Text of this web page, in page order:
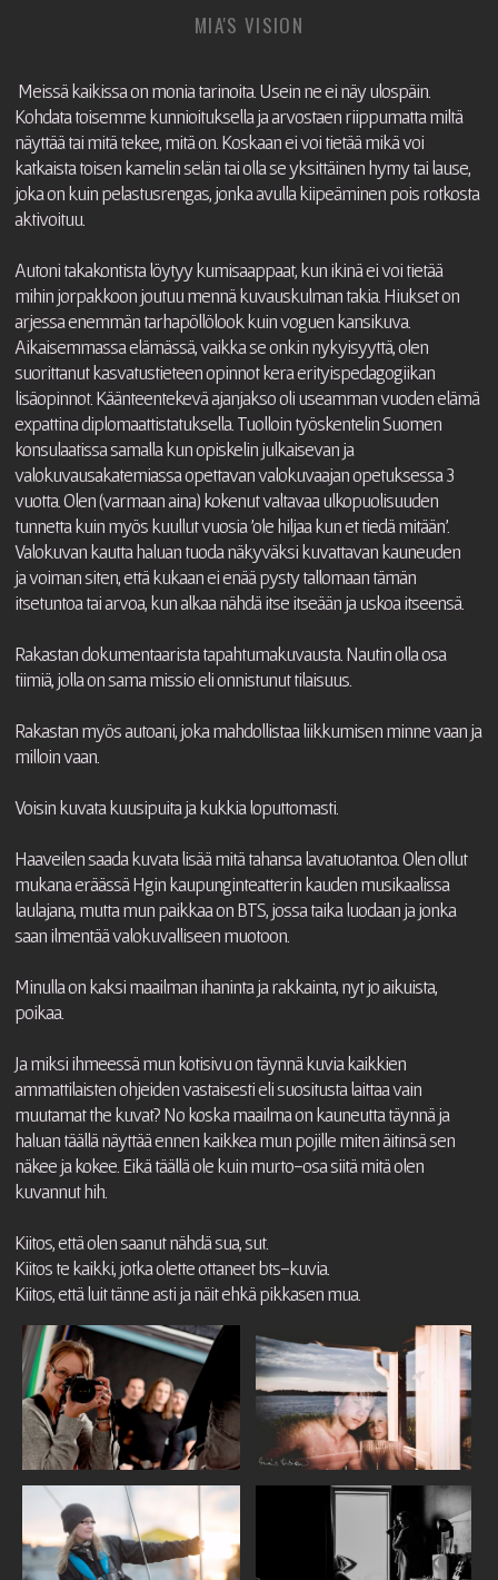
MIA'S VISION
Meissä kaikissa on monia tarinoita. Usein ne ei näy ulospäin.
Kohdata toisemme kunnioituksella ja arvostaen riippumatta miltä
näyttää tai mitä tekee, mitä on. Koskaan ei voi tietää mikä voi
katkaista toisen kamelin selän tai olla se yksittäinen hymy tai lause,
joka on kuin pelastusrengas, jonka avulla kiipeäminen pois rotkosta
aktivoituu.
Autoni takakontista löytyy kumisaappaat, kun ikinä ei voi tietää
mihin jorpakkoon joutuu mennä kuvauskulman takia. Hiukset on
arjessa enemmän tarhapöllölook kuin voguen kansikuva.
Aikaisemmassa elämässä, vaikka se onkin nykyisyyttä, olen
suorittanut kasvatustieteen opinnot kera erityispedagogiikan
lisäopinnot. Käänteentekevä ajanjakso oli useamman vuoden elämä
expattina diplomaattistatuksella. Tuolloin työskentelin Suomen
konsulaatissa samalla kun opiskelin julkaisevan ja
valokuvausakatemiassa opettavan valokuvaajan opetuksessa 3
vuotta. Olen (varmaan aina) kokenut valtavaa ulkopuolisuuden
tunnetta kuin myös kuullut vuosia 'ole hiljaa kun et tiedä mitään'.
Valokuvan kautta haluan tuoda näkyväksi kuvattavan kauneuden
ja voiman siten, että kukaan ei enää pysty tallomaan tämän
itsetuntoa tai arvoa, kun alkaa nähdä itse itseään ja uskoa itseensä.
Rakastan dokumentaarista tapahtumakuvausta. Nautin olla osa
tiimiä, jolla on sama missio eli onnistunut tilaisuus.
Rakastan myös autoani, joka mahdollistaa liikkumisen minne vaan ja
milloin vaan.
Voisin kuvata kuusipuita ja kukkia loputtomasti.
Haaveilen saada kuvata lisää mitä tahansa lavatuotantoa. Olen ollut
mukana eräässä Hgin kaupunginteatterin kauden musikaalissa
laulajana, mutta mun paikkaa on BTS, jossa taika luodaan ja jonka
saan ilmentää valokuvalliseen muotoon.
Minulla on kaksi maailman ihaninta ja rakkainta, nyt jo aikuista,
poikaa.
Ja miksi ihmeessä mun kotisivu on täynnä kuvia kaikkien
ammattilaisten ohjeiden vastaisesti eli suositusta laittaa vain
muutamat the kuvat? No koska maailma on kauneutta täynnä ja
haluan täällä näyttää ennen kaikkea mun pojille miten äitinsä sen
näkee ja kokee. Eikä täällä ole kuin murto-osa siitä mitä olen
kuvannut hih.
Kiitos, että olen saanut nähdä sua, sut.
Kiitos te kaikki, jotka olette ottaneet bts-kuvia.
Kiitos, että luit tänne asti ja näit ehkä pikkasen mua.